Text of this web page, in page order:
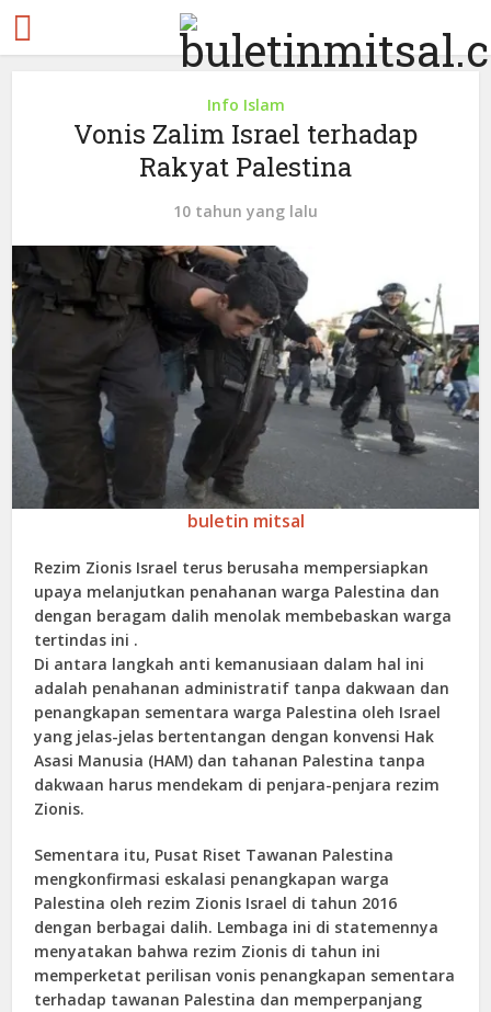
Info Islam
Vonis Zalim Israel terhadap
Rakyat Palestina
10 tahun yang lalu
buletin mitsal
Rezim Zionis Israel terus berusaha mempersiapkan
upaya melanjutkan penahanan warga Palestina dan
dengan beragam dalih menolak membebaskan warga
tertindas ini .
Di antara langkah anti kemanusiaan dalam hal ini
adalah penahanan administratif tanpa dakwaan dan
penangkapan sementara warga Palestina oleh Israel
yang jelas-jelas bertentangan dengan konvensi Hak
Asasi Manusia (HAM) dan tahanan Palestina tanpa
dakwaan harus mendekam di penjara-penjara rezim
Zionis.
Sementara itu, Pusat Riset Tawanan Palestina
mengkonfirmasi eskalasi penangkapan warga
Palestina oleh rezim Zionis Israel di tahun 2016
dengan berbagai dalih. Lembaga ini di statemennya
menyatakan bahwa rezim Zionis di tahun ini
memperketat perilisan vonis penangkapan sementara
terhadap tawanan Palestina dan memperpanjang